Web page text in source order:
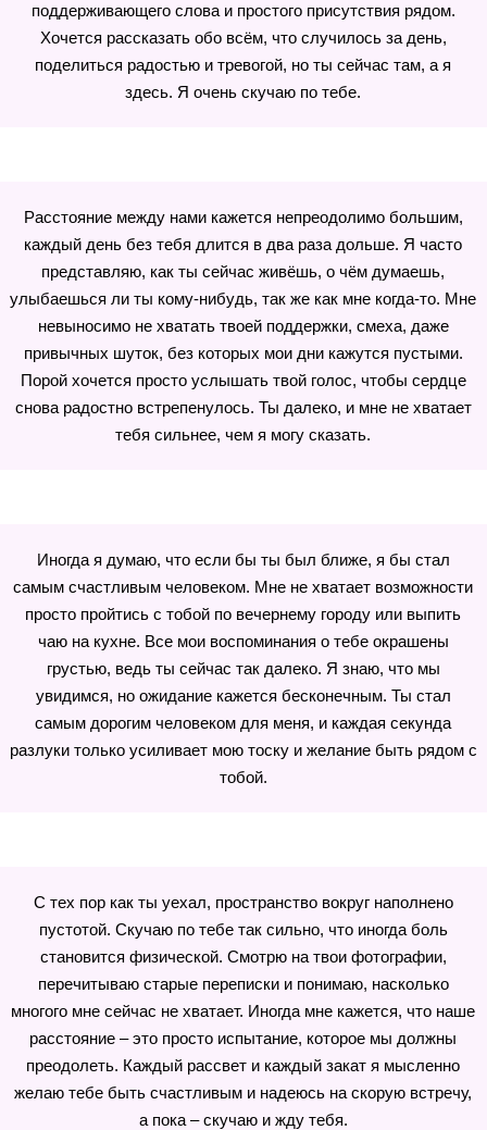
поддерживающего слова и простого присутствия рядом.
Хочется рассказать обо всём, что случилось за день,
поделиться радостью и тревогой, но ты сейчас там, а я
здесь. Я очень скучаю по тебе.
Расстояние между нами кажется непреодолимо большим,
каждый день без тебя длится в два раза дольше. Я часто
представляю, как ты сейчас живёшь, о чём думаешь,
улыбаешься ли ты кому-нибудь, так же как мне когда-то. Мне
невыносимо не хватать твоей поддержки, смеха, даже
привычных шуток, без которых мои дни кажутся пустыми.
Порой хочется просто услышать твой голос, чтобы сердце
снова радостно встрепенулось. Ты далеко, и мне не хватает
тебя сильнее, чем я могу сказать.
Иногда я думаю, что если бы ты был ближе, я бы стал
самым счастливым человеком. Мне не хватает возможности
просто пройтись с тобой по вечернему городу или выпить
чаю на кухне. Все мои воспоминания о тебе окрашены
грустью, ведь ты сейчас так далеко. Я знаю, что мы
увидимся, но ожидание кажется бесконечным. Ты стал
самым дорогим человеком для меня, и каждая секунда
разлуки только усиливает мою тоску и желание быть рядом с
тобой.
С тех пор как ты уехал, пространство вокруг наполнено
пустотой. Скучаю по тебе так сильно, что иногда боль
становится физической. Смотрю на твои фотографии,
перечитываю старые переписки и понимаю, насколько
многого мне сейчас не хватает. Иногда мне кажется, что наше
расстояние – это просто испытание, которое мы должны
преодолеть. Каждый рассвет и каждый закат я мысленно
желаю тебе быть счастливым и надеюсь на скорую встречу,
а пока – скучаю и жду тебя.